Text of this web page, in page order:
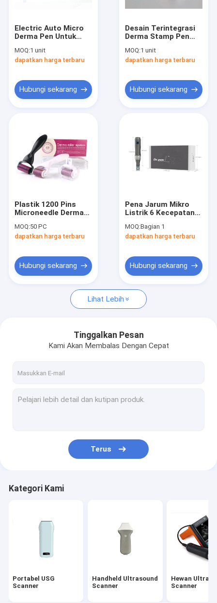
Produk
Tentang kami
Tur Pabrik
kasus
Handheld Ultrasound Scanner
Hewan Ultrasound Scanner
Peralatan Pelindung Pribadi APD
Mesin Wajah Frekuensi Radio
multi-parameter monitor pasien
Electric Auto Micro
Derma Pen Untuk
Mesotherapy Kulit
Dengan Layar
MOQ:1 unit
dapatkan harga terbaru
Hubungi sekarang
Desain Terintegrasi
Derma Stamp Pen
Sistem Terapi
Microneedling Untuk
MOQ:1 unit
dapatkan harga terbaru
Hubungi sekarang
Plastik 1200 Pins
Microneedle Derma
Stretch Marks
MOQ:50 PC
dapatkan harga terbaru
Hubungi sekarang
Pena Jarum Mikro
Listrik 6 Kecepatan
Layar Digital 0-
2.5mm Panjang
MOQ:Bagian 1
dapatkan harga terbaru
Hubungi sekarang
Lihat Lebih
Tinggalkan Pesan
Kami Akan Membalas Dengan Cepat
Terus
Kategori Kami
Portabel USG
Scanner
Handheld Ultrasound
Scanner
Hewan
Scanner